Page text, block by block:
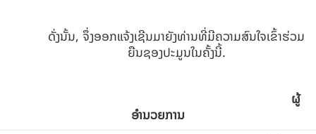
ດັ່ງນັ້ນ, ຈຶ່ງອອກແຈ້ງເຊີນມາຍັງທ່ານທີ່ມີຄວາມສົນໃຈເຂົ້າຮ່ວມ
ຍືນຊອງປະມູນໃນຄັ້ງນີ້.
ຜູ້
ອຳນວຍການ